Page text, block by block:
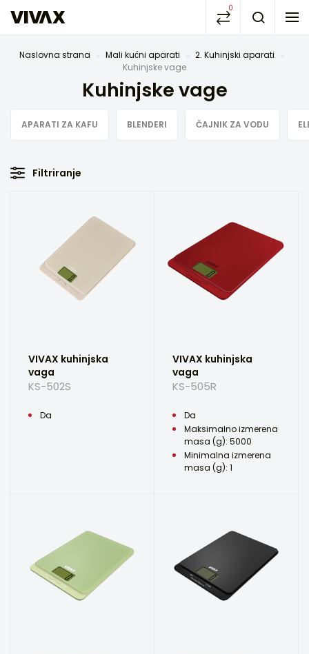
0
Naslovna strana Mali kućni aparati
2. Kuhinjski aparati
Kuhinjske vage
Kuhinjske vage
APARATI ZA KAFU BLENDERI ČAJNIK ZA VODU
Filtriranje
VIVAX kuhinjska
vaga
KS-502S
Da
VIVAX kuhinjska
vaga
KS-505R
Da
Maksimalno izmerena
masa (g): 5000
Minimalna izmerena
masa (g): 1